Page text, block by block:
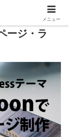
ージ・ラ
メニュー